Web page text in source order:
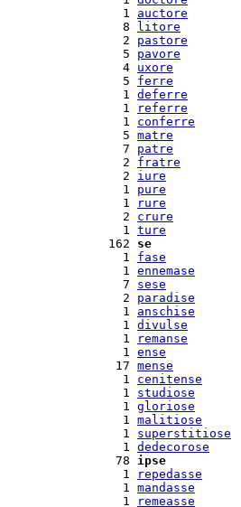
  1
auctore
  8
litore
  2
pastore
  5
pavore
  4
uxore
  5
ferre
  1
deferre
  1
referre
  1
conferre
  5
matre
  7
patre
  2
fratre
  2
iure
  1
pure
  1
rure
  2
crure
  1
ture
162 se
  1
fase
  1
ennemase
  7
sese
  2
paradise
  1
anschise
  1
divulse
  1
remanse
  1
ense
17 mense
  1
cenitense
  1
studiose
  1
gloriose
  1
malitiose
  1
superstitiose
  1
dedecorose
78 ipse
  1
repedasse
  1
mandasse
  1
remeasse